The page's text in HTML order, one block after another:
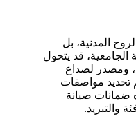
المدنية، بل
الجامعية، قد يتحول
ومصدر لصداع
تحديد مواصفات
ضمانات صيانة
والتبريد.